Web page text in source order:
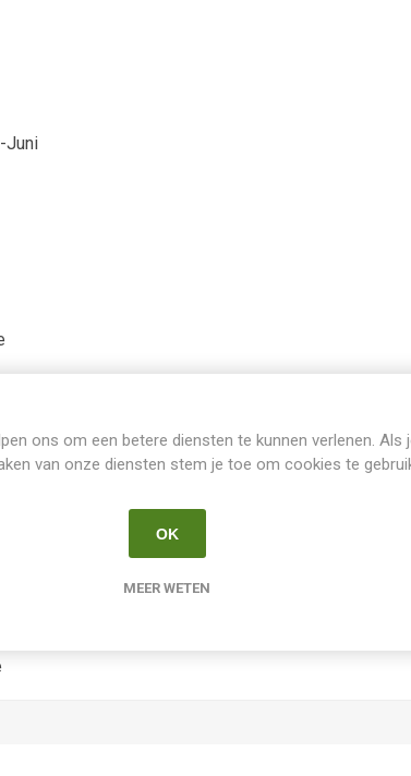
Juni
ons om een betere diensten te kunnen verlenen. Als
van onze diensten stem je toe om cookies te
OK
MEER WETEN